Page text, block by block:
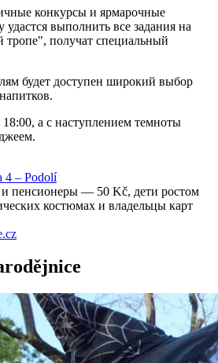
конкурсы и ярмарочные
выполнить все задания на
получат специальный
будет доступен широкий выбор
18:00, а с наступлением темноты
4 – Podolí
и пенсионеры — 50 Kč, дети ростом
костюмах и владельцы карт